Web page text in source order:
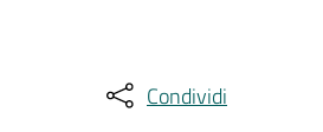
Condividi